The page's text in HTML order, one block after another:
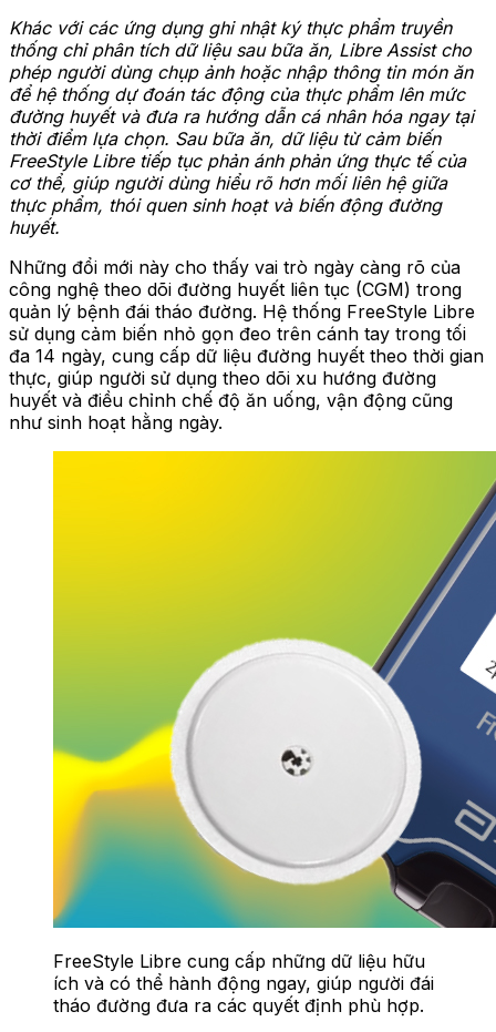
Khác với các ứng dụng ghi nhật ký thực phẩm truyền
thống chỉ phân tích dữ liệu sau bữa ăn, Libre Assist cho
phép người dùng chụp ảnh hoặc nhập thông tin món ăn
để hệ thống dự đoán tác động của thực phẩm lên mức
đường huyết và đưa ra hướng dẫn cá nhân hóa ngay tại
thời điểm lựa chọn. Sau bữa ăn, dữ liệu từ cảm biến
FreeStyle Libre tiếp tục phản ánh phản ứng thực tế của
cơ thể, giúp người dùng hiểu rõ hơn mối liên hệ giữa
thực phẩm, thói quen sinh hoạt và biến động đường
huyết.
Những đổi mới này cho thấy vai trò ngày càng rõ của
công nghệ theo dõi đường huyết liên tục (CGM) trong
quản lý bệnh đái tháo đường. Hệ thống FreeStyle Libre
sử dụng cảm biến nhỏ gọn đeo trên cánh tay trong tối
đa 14 ngày, cung cấp dữ liệu đường huyết theo thời gian
thực, giúp người sử dụng theo dõi xu hướng đường
huyết và điều chỉnh chế độ ăn uống, vận động cũng
như sinh hoạt hằng ngày.
FreeStyle Libre cung cấp những dữ liệu hữu
ích và có thể hành động ngay, giúp người đái
tháo đường đưa ra các quyết định phù hợp.